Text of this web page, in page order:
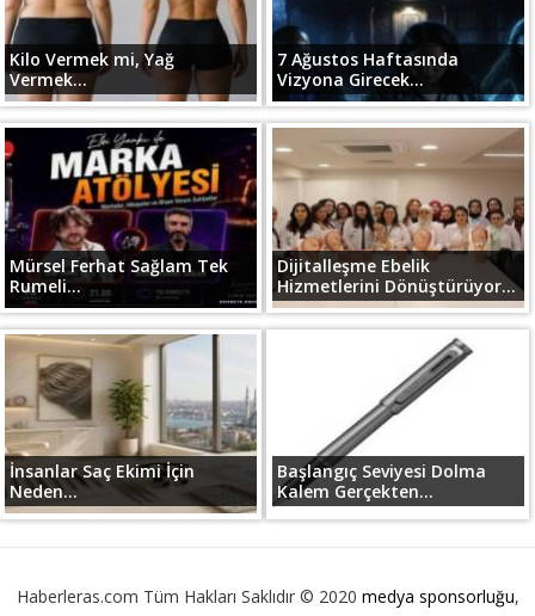
Kilo Vermek mi, Yağ
Vermek...
7 Ağustos Haftasında
Vizyona Girecek...
Mürsel Ferhat Sağlam Tek
Rumeli...
Dijitalleşme Ebelik
Hizmetlerini Dönüştürüyor...
İnsanlar Saç Ekimi İçin
Neden...
Başlangıç Seviyesi Dolma
Kalem Gerçekten...
Haberleras.com Tüm Hakları Saklıdır © 2020 medya sponsorluğu,